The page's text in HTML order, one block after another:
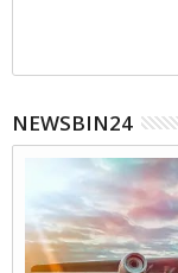
NEWSBIN24